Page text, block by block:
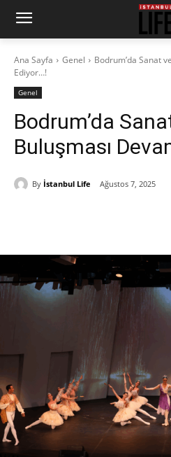
Ana Sayfa Genel
Bodrum’da Sanat
Ediyor…!
Genel
Bodrum’da
Buluşması
By İstanbul Life Ağustos 7, 2025